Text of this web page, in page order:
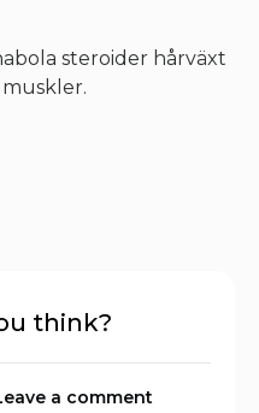
steroider hårväxt
think?
a comment